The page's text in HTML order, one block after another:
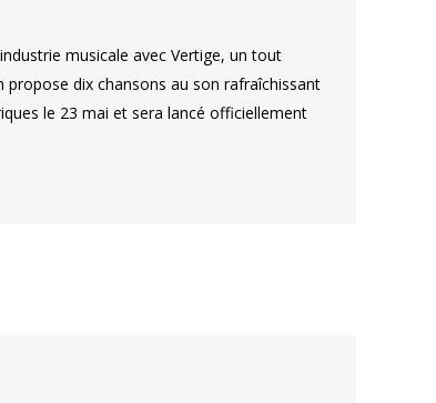
musicale avec Vertige, un tout
propose dix chansons au son rafraîchissant
le 23 mai et sera lancé officiellement